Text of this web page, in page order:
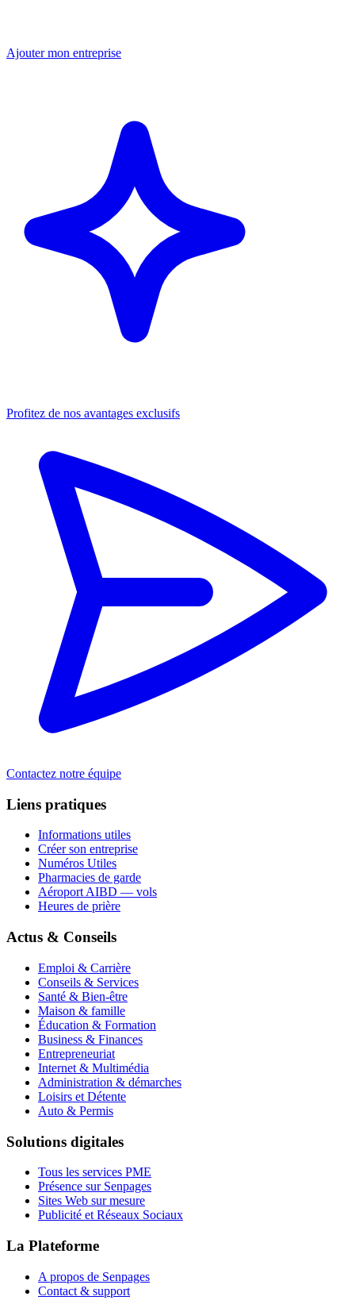
Ajouter mon entreprise
Profitez de nos avantages exclusifs
Contactez notre équipe
Liens pratiques
Informations utiles
Créer son entreprise
Numéros Utiles
Pharmacies de garde
Aéroport AIBD — vols
Heures de prière
Actus & Conseils
Emploi & Carrière
Conseils & Services
Santé & Bien-être
Maison & famille
Éducation & Formation
Business & Finances
Entrepreneuriat
Internet & Multimédia
Administration & démarches
Loisirs et Détente
Auto & Permis
Solutions digitales
Tous les services PME
Présence sur Senpages
Sites Web sur mesure
Publicité et Réseaux Sociaux
La Plateforme
A propos de Senpages
Contact & support